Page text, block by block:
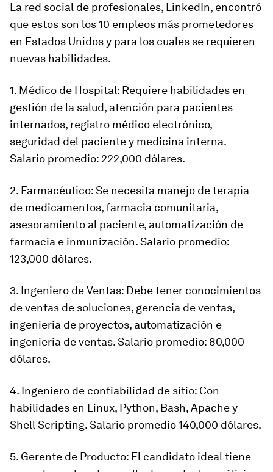
La red social de profesionales, LinkedIn, encontró
que estos son los 10 empleos más prometedores
en Estados Unidos y para los cuales se requieren
nuevas habilidades.
1. Médico de Hospital: Requiere habilidades en
gestión de la salud, atención para pacientes
internados, registro médico electrónico,
seguridad del paciente y medicina interna.
Salario promedio: 222,000 dólares.
2. Farmacéutico: Se necesita manejo de terapia
de medicamentos, farmacia comunitaria,
asesoramiento al paciente, automatización de
farmacia e inmunización. Salario promedio:
123,000 dólares.
3. Ingeniero de Ventas: Debe tener conocimientos
de ventas de soluciones, gerencia de ventas,
ingeniería de proyectos, automatización e
ingeniería de ventas. Salario promedio: 80,000
dólares.
4. Ingeniero de confiabilidad de sitio: Con
habilidades en Linux, Python, Bash, Apache y
Shell Scripting. Salario promedio 140,000 dólares.
5. Gerente de Producto: El candidato ideal tiene